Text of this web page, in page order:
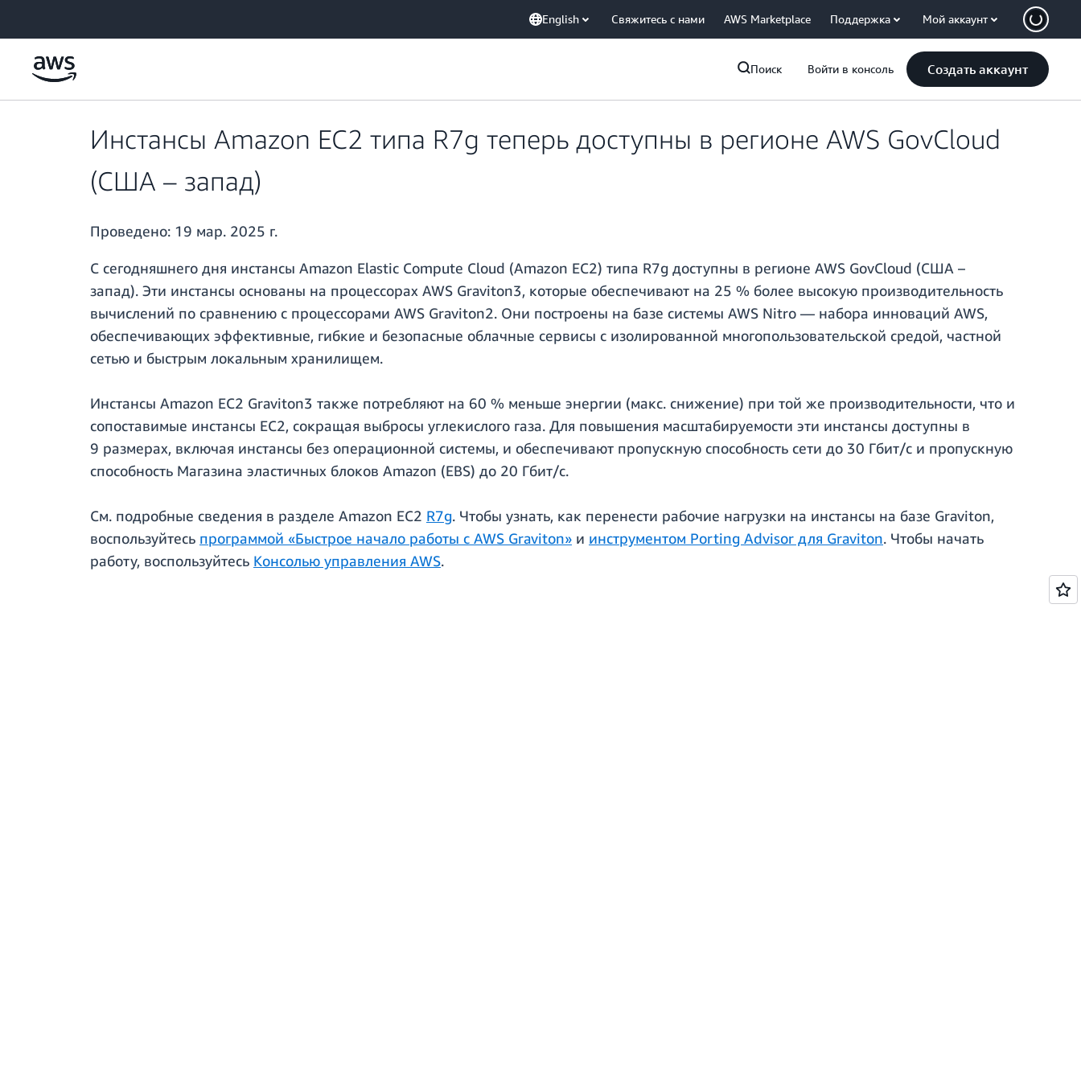
English Свяжитесь с нами AWS Marketplace Поддержка Мой аккаунт
Поиск Войти в консоль Создать аккаунт
Инстансы Amazon EC2 типа R7g теперь доступны в регионе AWS GovCloud
(США – запад)
Проведено: 19 мар. 2025 г.
С сегодняшнего дня инстансы Amazon Elastic Compute Cloud (Amazon EC2) типа R7g доступны в регионе AWS GovCloud (США –
запад). Эти инстансы основаны на процессорах AWS Graviton3, которые обеспечивают на 25 % более высокую производительность
вычислений по сравнению с процессорами AWS Graviton2. Они построены на базе системы AWS Nitro — набора инноваций AWS,
обеспечивающих эффективные, гибкие и безопасные облачные сервисы с изолированной многопользовательской средой, частной
сетью и быстрым локальным хранилищем.
Инстансы Amazon EC2 Graviton3 также потребляют на 60 % меньше энергии (макс. снижение) при той же производительности, что и
сопоставимые инстансы EC2, сокращая выбросы углекислого газа. Для повышения масштабируемости эти инстансы доступны в
9 размерах, включая инстансы без операционной системы, и обеспечивают пропускную способность сети до 30 Гбит/с и пропускную
способность Магазина эластичных блоков Amazon (EBS) до 20 Гбит/с.
См. подробные сведения в разделе Amazon EC2 R7g. Чтобы узнать, как перенести рабочие нагрузки на инстансы на базе Graviton,
воспользуйтесь программой «Быстрое начало работы с AWS Graviton» и инструментом Porting Advisor для Graviton. Чтобы начать
работу, воспользуйтесь Консолью управления AWS.